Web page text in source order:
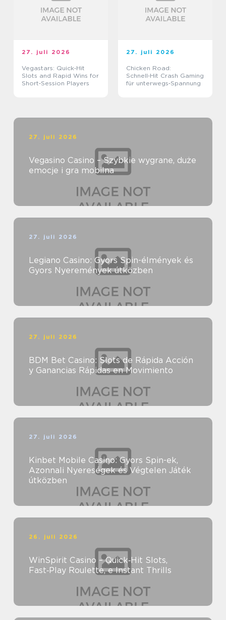
27. juli 2026
Vegastars: Quick‑Hit
Slots and Rapid Wins for
Short‑Session Players
27. juli 2026
Chicken Road:
Schnell‑Hit Crash Gaming
für unterwegs‑Spannung
27. juli 2026
Vegasino Casino – Szybkie wygrane, duże
emocje i gra mobilna
27. juli 2026
Legiano Casino: Gyors Spin-élmények és
Gyors Nyeremények útközben
27. juli 2026
BDM Bet Casino: Slots de Rápida Acción
y Ganancias Rápidas en Movimiento
27. juli 2026
Kinbet Mobile Casino: Gyors Spin-ek,
Azonnali Nyereségek és Végtelen Játék
útközben
26. juli 2026
WinSpirit Casino – Quick‑Hit Slots,
Fast‑Play Roulette, e Instant Thrills